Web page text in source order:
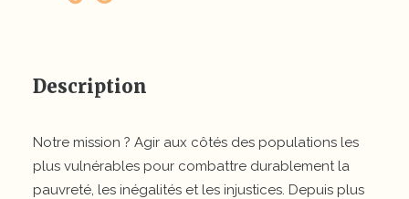
Description
Notre mission ? Agir aux côtés des populations les
plus vulnérables pour combattre durablement la
pauvreté, les inégalités et les injustices. Depuis plus